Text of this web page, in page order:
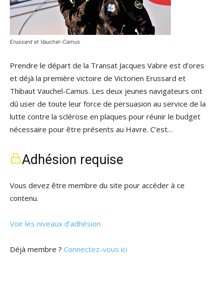
Erussard et Vauchel-Camus
Prendre le départ de la Transat Jacques Vabre est d’ores
et déjà la première victoire de Victorien Erussard et
Thibaut Vauchel-Camus. Les deux jeunes navigateurs ont
dû user de toute leur force de persuasion au service de la
lutte contre la sclérose en plaques pour réunir le budget
nécessaire pour être présents au Havre. C’est…
Adhésion requise
Vous devez être membre du site pour accéder à ce
contenu.
Voir les niveaux d’adhésion
Déjà membre ? Connectez-vous ici